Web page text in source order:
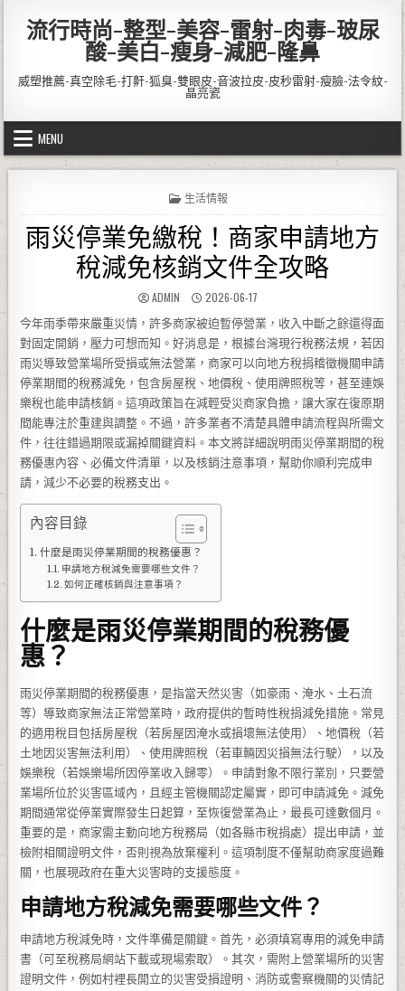
流行時尚-整型-美容-雷射-肉毒-玻尿
酸-美白-瘦身-減肥-隆鼻
威塑推薦-真空除毛-打鼾-狐臭-雙眼皮-音波拉皮-皮秒雷射-瘦臉-法令紋-
晶亮瓷
MENU
POSTED IN
生活情報
雨災停業免繳稅！商家申請地方
稅減免核銷文件全攻略
AUTHOR:
ADMIN PUBLISHED DATE:
2026-06-17
今年雨季帶來嚴重災情，許多商家被迫暫停營業，收入中斷之餘還得面
對固定開銷，壓力可想而知。好消息是，根據台灣現行稅務法規，若因
雨災導致營業場所受損或無法營業，商家可以向地方稅捐稽徵機關申請
停業期間的稅務減免，包含房屋稅、地價稅、使用牌照稅等，甚至連娛
樂稅也能申請核銷。這項政策旨在減輕受災商家負擔，讓大家在復原期
間能專注於重建與調整。不過，許多業者不清楚具體申請流程與所需文
件，往往錯過期限或漏掉關鍵資料。本文將詳細說明雨災停業期間的稅
務優惠內容、必備文件清單，以及核銷注意事項，幫助你順利完成申
請，減少不必要的稅務支出。
內容目錄
什麼是雨災停業期間的稅務優惠？
申請地方稅減免需要哪些文件？
如何正確核銷與注意事項？
什麼是雨災停業期間的稅務優
惠？
雨災停業期間的稅務優惠，是指當天然災害（如豪雨、淹水、土石流
等）導致商家無法正常營業時，政府提供的暫時性稅捐減免措施。常見
的適用稅目包括房屋稅（若房屋因淹水或損壞無法使用）、地價稅（若
土地因災害無法利用）、使用牌照稅（若車輛因災損無法行駛），以及
娛樂稅（若娛樂場所因停業收入歸零）。申請對象不限行業別，只要營
業場所位於災害區域內，且經主管機關認定屬實，即可申請減免。減免
期間通常從停業實際發生日起算，至恢復營業為止，最長可達數個月。
重要的是，商家需主動向地方稅務局（如各縣市稅捐處）提出申請，並
檢附相關證明文件，否則視為放棄權利。這項制度不僅幫助商家度過難
關，也展現政府在重大災害時的支援態度。
申請地方稅減免需要哪些文件？
申請地方稅減免時，文件準備是關鍵。首先，必須填寫專用的減免申請
書（可至稅務局網站下載或現場索取）。其次，需附上營業場所的災害
證明文件，例如村裡長開立的災害受損證明、消防或警察機關的災情記